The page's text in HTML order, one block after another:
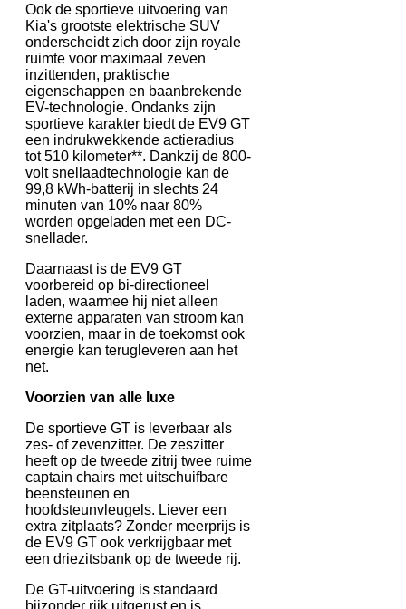
Ook de sportieve uitvoering van
Kia's grootste elektrische SUV
onderscheidt zich door zijn royale
ruimte voor maximaal zeven
inzittenden, praktische
eigenschappen en baanbrekende
EV-technologie. Ondanks zijn
sportieve karakter biedt de EV9 GT
een indrukwekkende actieradius
tot 510 kilometer**. Dankzij de 800-
volt snellaadtechnologie kan de
99,8 kWh-batterij in slechts 24
minuten van 10% naar 80%
worden opgeladen met een DC-
snellader.
Daarnaast is de EV9 GT
voorbereid op bi-directioneel
laden, waarmee hij niet alleen
externe apparaten van stroom kan
voorzien, maar in de toekomst ook
energie kan terugleveren aan het
net.
Voorzien van alle luxe
De sportieve GT is leverbaar als
zes- of zevenzitter. De zeszitter
heeft op de tweede zitrij twee ruime
captain chairs met uitschuifbare
beensteunen en
hoofdsteunvleugels. Liever een
extra zitplaats? Zonder meerprijs is
de EV9 GT ook verkrijgbaar met
een driezitsbank op de tweede rij.
De GT-uitvoering is standaard
bijzonder rijk uitgerust en is